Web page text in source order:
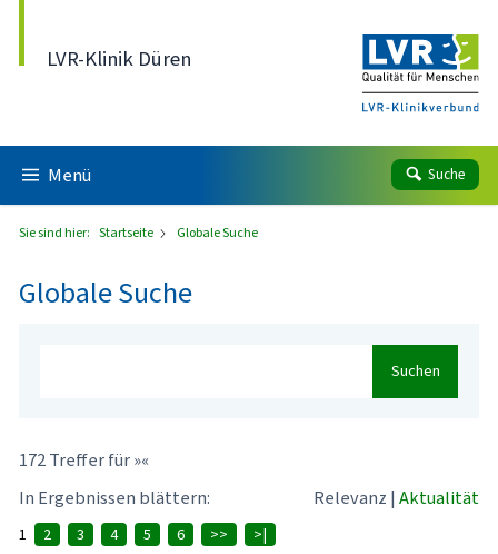
LVR-Klinik Düren
Menü Suche
Sie sind hier: Startseite Globale Suche
Globale Suche
Suchen
172 Treffer für »«
In Ergebnissen blättern:
Relevanz | Aktualität
1 2 3 4 5 6 >> >|